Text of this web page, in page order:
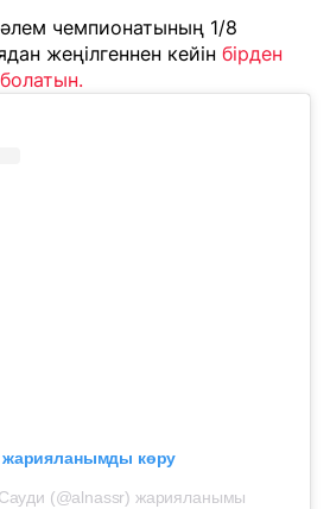
чемпионатының 1/8
жеңілгеннен кейін бірден
жарияланымды көру
(@alnassr) жарияланымы